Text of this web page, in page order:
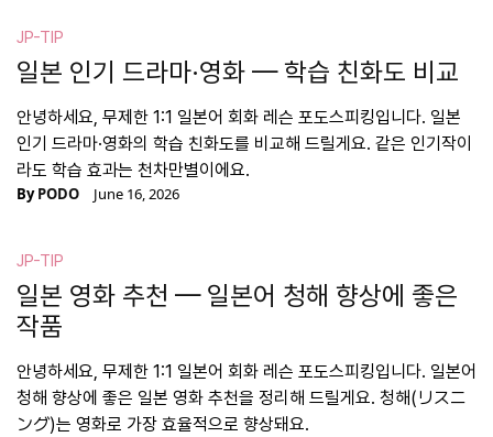
JP-TIP
일본 인기 드라마·영화 — 학습 친화도 비교
안녕하세요, 무제한 1:1 일본어 회화 레슨 포도스피킹입니다. 일본
인기 드라마·영화의 학습 친화도를 비교해 드릴게요. 같은 인기작이
라도 학습 효과는 천차만별이에요.
ByPODO June 16, 2026
JP-TIP
일본 영화 추천 — 일본어 청해 향상에 좋은
작품
안녕하세요, 무제한 1:1 일본어 회화 레슨 포도스피킹입니다. 일본어
청해 향상에 좋은 일본 영화 추천을 정리해 드릴게요. 청해(リスニ
ング)는 영화로 가장 효율적으로 향상돼요.